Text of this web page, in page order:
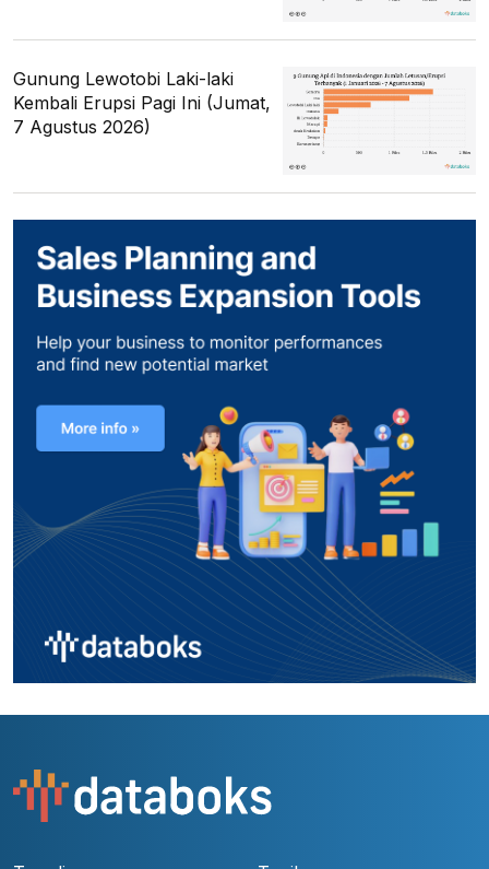
Gunung Lewotobi Laki-laki
Kembali Erupsi Pagi Ini (Jumat,
7 Agustus 2026)